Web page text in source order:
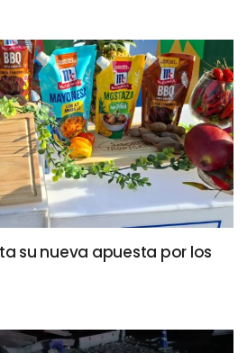
su nueva apuesta por los